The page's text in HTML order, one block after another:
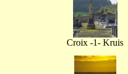
Croix -1- Kruis